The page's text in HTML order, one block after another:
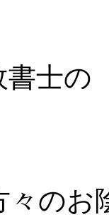
書士の
々のお